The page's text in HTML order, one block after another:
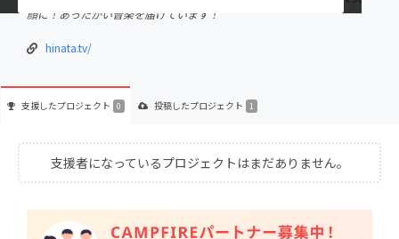
顔に！あったかい音楽を届けています！
hinata.tv/
支援したプロジェクト 0 投稿したプロジェクト 1
支援者になっているプロジェクトはまだありません。